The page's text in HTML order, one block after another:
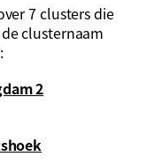
7 clusters die
clusternaam
2